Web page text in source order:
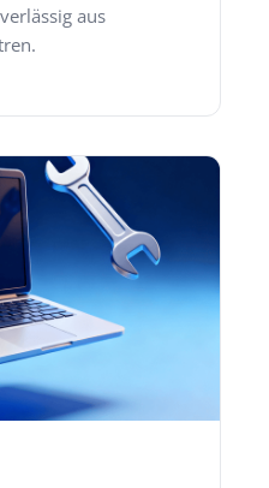
aus